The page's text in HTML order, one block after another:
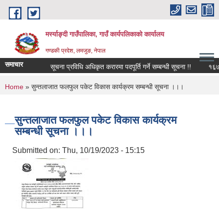
Skip to main content
मर्स्याङ्दी गाउँपालिका, गाउँ कार्यपलिकाको कार्यालय
गण्डकी प्रदेश, लमजुङ, नेपाल
समाचार सूचना प्रविधि अधिकृत करारमा पदपूर्ति गर्ने सम्बन्धी सूचना !! १६़७
You are here
Home » सुन्तलाजात फलफुल पकेट विकास कार्यक्रम सम्बन्धी सूचना ।।।
सुन्तलाजात फलफुल पकेट विकास कार्यक्रम
सम्बन्धी सूचना ।।।
Submitted on: Thu, 10/19/2023 - 15:15